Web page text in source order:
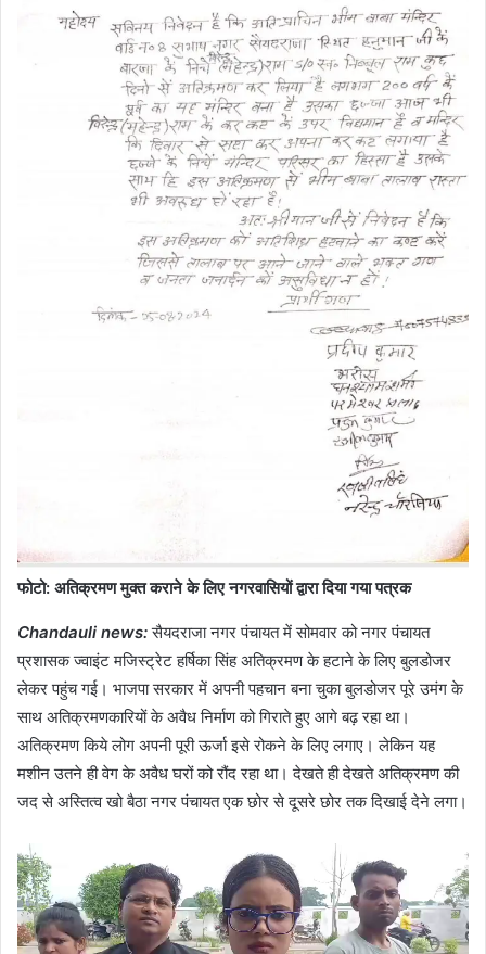
फोटो: अतिक्रमण मुक्त कराने के लिए नगरवासियों द्वारा दिया गया पत्रक
Chandauli news:सैयदराजा नगर पंचायत में सोमवार को नगर पंचायत
प्रशासक ज्वाइंट मजिस्ट्रेट हर्षिका सिंह अतिक्रमण के हटाने के लिए बुलडोजर
लेकर पहुंच गई। भाजपा सरकार में अपनी पहचान बना चुका बुलडोजर पूरे उमंग के
साथ अतिक्रमणकारियों के अवैध निर्माण को गिराते हुए आगे बढ़ रहा था।
अतिक्रमण किये लोग अपनी पूरी ऊर्जा इसे रोकने के लिए लगाए। लेकिन यह
मशीन उतने ही वेग के अवैध घरों को रौंद रहा था। देखते ही देखते अतिक्रमण की
जद से अस्तित्व खो बैठा नगर पंचायत एक छोर से दूसरे छोर तक दिखाई देने लगा।